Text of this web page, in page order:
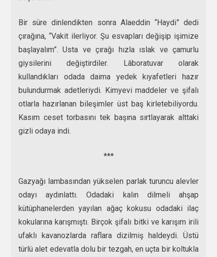
Bir süre dinlendikten sonra Alaeddin “Haydi” dedi
çırağına, “Vakit ilerliyor. Şu esvapları değişip işimize
başlayalım”. Usta ve çırağı hızla ıslak ve çamurlu
giysilerini değiştirdiler. Lâboratuvar olarak
kullandıkları odada daima yedek kıyafetleri hazır
bulundurmak adetleriydi. Kimyevi maddeler ve şifalı
otlarla hazırlanan bileşimler üst baş kirletebiliyordu.
Kasım ceset torbasını tek başına sırtlayarak alttaki
gizli odaya indi.
***
Gazyağı lambasından yükselen parlak turuncu alevler
odayı aydınlattı. Odadaki kalın dilmeli ahşap
kütüphanelerden yayılan ağaç kokusu odadaki ilaç
kokularına karışmıştı. Birçok şifalı bitki ve karışım irili
ufaklı kavanozlarda raflara dizilmiş haldeydi. Üstü
türlü alet edevatla dolu bir tezgah, en uçta bir koltukla